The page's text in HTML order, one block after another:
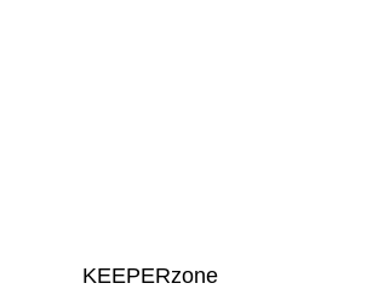
KEEPERzone